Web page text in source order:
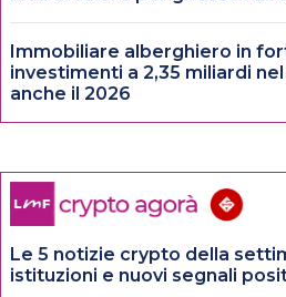
Immobiliare alberghiero in
investimenti a 2,35 miliardi
anche il 2026
Le 5 notizie crypto della
istituzioni e nuovi segnali